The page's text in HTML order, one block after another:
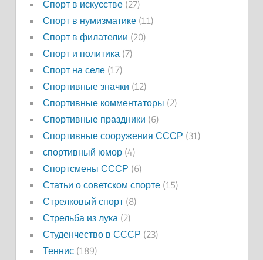
Спорт в искусстве(27)
Спорт в нумизматике(11)
Спорт в филателии (20)
Спорт и политика (7)
Спорт на селе(17)
Спортивные значки (12)
Спортивные комментаторы (2)
Спортивные праздники (6)
Спортивные сооружения СССР (31)
спортивный юмор(4)
Спортсмены СССР (6)
Статьи о советском спорте(15)
Стрелковый спорт(8)
Стрельба из лука (2)
Студенчество в СССР (23)
Теннис(189)